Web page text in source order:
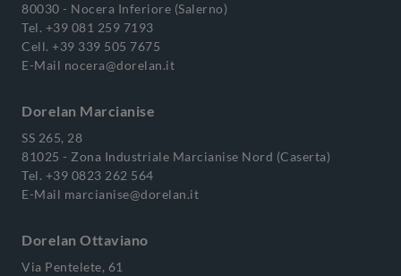
80030 - Nocera Inferiore (Salerno)
Tel. +39 081 259 7193
Cell. +39 339 505 7675
E-Mail nocera@dorelan.it
Dorelan Marcianise
SS 265, 28
81025 - Zona Industriale Marcianise Nord (Caserta)
Tel. +39 0823 262 564
E-Mail marcianise@dorelan.it
Dorelan Ottaviano
Via Pentelete, 61